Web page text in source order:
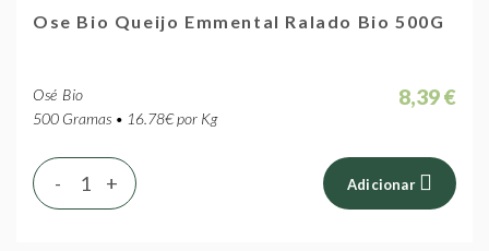
Ose Bio Queijo Emmental Ralado Bio 500G
Osé Bio
500 Gramas • 16.78€ por Kg
8,39 €
+
- Adicionar